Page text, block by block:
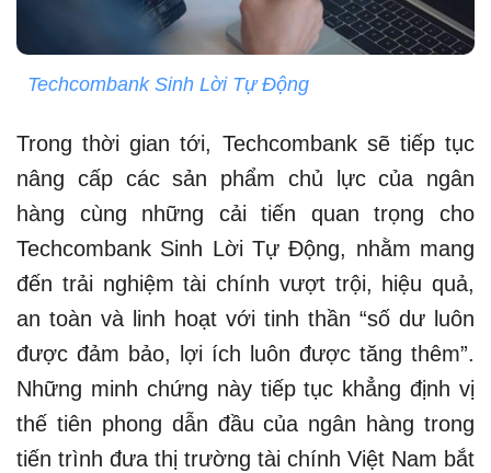
Techcombank Sinh Lời Tự Động
Trong thời gian tới, Techcombank sẽ tiếp tục
nâng cấp các sản phẩm chủ lực của ngân
hàng cùng những cải tiến quan trọng cho
Techcombank Sinh Lời Tự Động, nhằm mang
đến trải nghiệm tài chính vượt trội, hiệu quả,
an toàn và linh hoạt với tinh thần “số dư luôn
được đảm bảo, lợi ích luôn được tăng thêm”.
Những minh chứng này tiếp tục khẳng định vị
thế tiên phong dẫn đầu của ngân hàng trong
tiến trình đưa thị trường tài chính Việt Nam bắt